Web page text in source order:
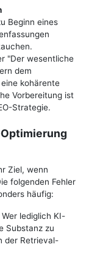
Beginn eines
"Der wesentliche
dem
kohärente
Vorbereitung ist
Strategie.
Ziel, wenn
folgenden Fehler
häufig:
Wer lediglich KI-
Substanz zu
der Retrieval-